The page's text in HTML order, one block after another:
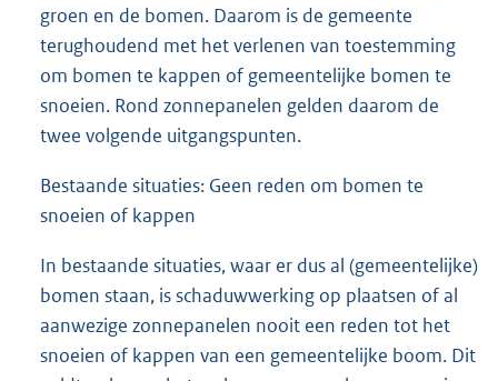
groen en de bomen. Daarom is de gemeente
terughoudend met het verlenen van toestemming
om bomen te kappen of gemeentelijke bomen te
snoeien. Rond zonnepanelen gelden daarom de
twee volgende uitgangspunten.
Bestaande situaties: Geen reden om bomen te
snoeien of kappen
In bestaande situaties, waar er dus al (gemeentelijke)
bomen staan, is schaduwwerking op plaatsen of al
aanwezige zonnepanelen nooit een reden tot het
snoeien of kappen van een gemeentelijke boom. Dit